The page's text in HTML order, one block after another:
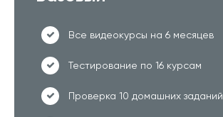
Все видеокурсы на 6 месяцев
Тестирование по 16 курсам
Проверка 10 домашних заданий